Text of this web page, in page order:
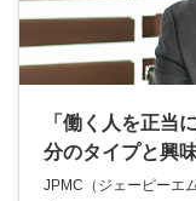
「働く人を正当
分のタイプと興
JPMC（ジェーピーエ